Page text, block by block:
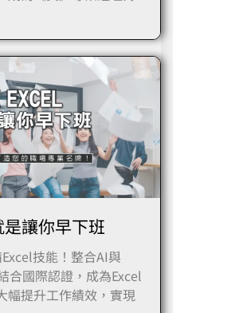
讓你早下班
技能！整合AI與
合國際認證，成為Excel
幅提升工作績效，實現